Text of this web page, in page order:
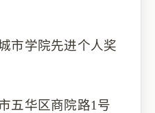
市学院先进个人奖
五华区商院路1号